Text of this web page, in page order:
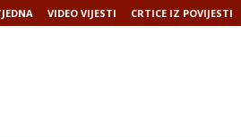
VIDEO VIJESTI CRTICE IZ POVIJESTI